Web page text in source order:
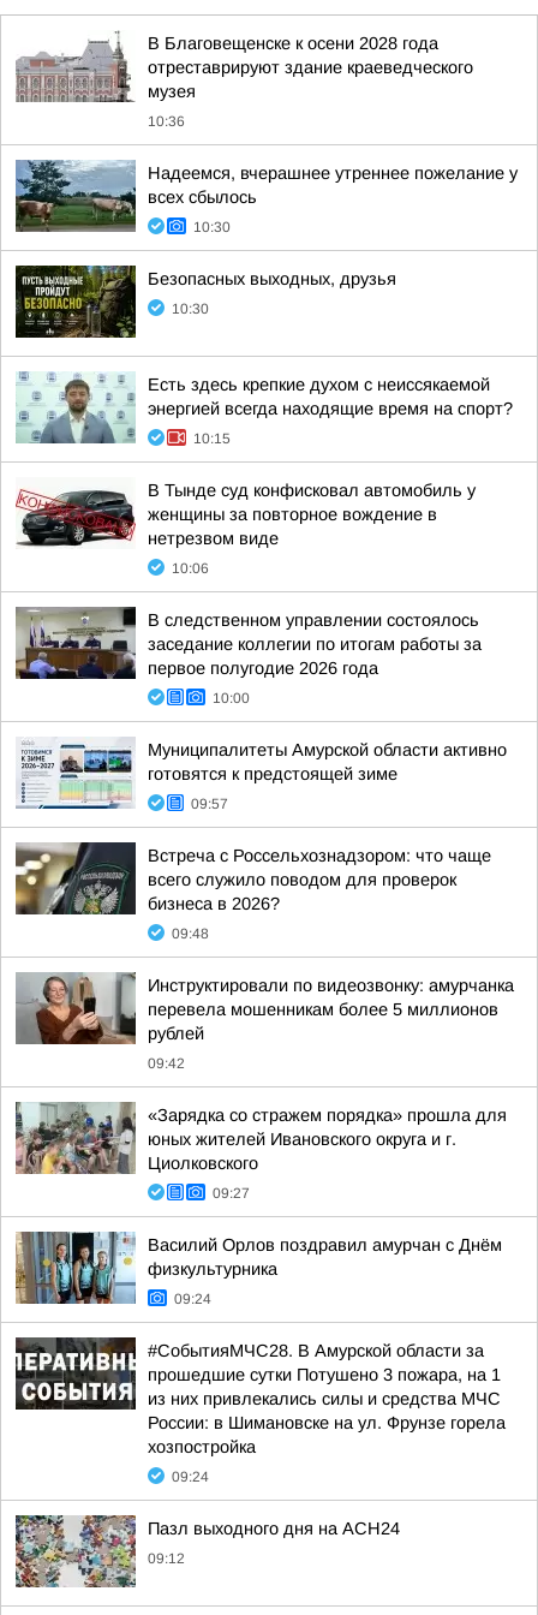
В Благовещенске к осени 2028 года
отреставрируют здание краеведческого
музея
10:36
Надеемся, вчерашнее утреннее пожелание у
всех сбылось
10:30
Безопасных выходных, друзья
10:30
Есть здесь крепкие духом с неиссякаемой
энергией всегда находящие время на спорт?
10:15
В Тынде суд конфисковал автомобиль у
женщины за повторное вождение в
нетрезвом виде
10:06
В следственном управлении состоялось
заседание коллегии по итогам работы за
первое полугодие 2026 года
10:00
Муниципалитеты Амурской области активно
готовятся к предстоящей зиме
09:57
Встреча с Россельхознадзором: что чаще
всего служило поводом для проверок
бизнеса в 2026?
09:48
Инструктировали по видеозвонку: амурчанка
перевела мошенникам более 5 миллионов
рублей
09:42
«Зарядка со стражем порядка» прошла для
юных жителей Ивановского округа и г.
Циолковского
09:27
Василий Орлов поздравил амурчан с Днём
физкультурника
09:24
#СобытияМЧС28. В Амурской области за
прошедшие сутки Потушено 3 пожара, на 1
из них привлекались силы и средства МЧС
России: в Шимановске на ул. Фрунзе горела
хозпостройка
09:24
Пазл выходного дня на АСН24
09:12